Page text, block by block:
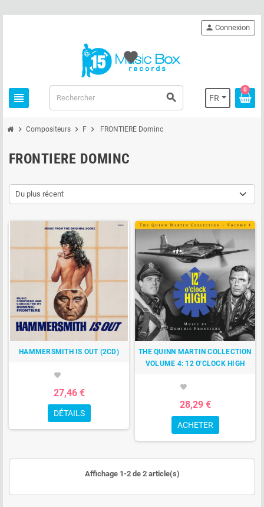
view_headline search FR
person Connexion
0
favorite
chevron_right Compositeurs chevron_right F chevron_right FRONTIERE Dominc
FRONTIERE DOMINC
Du plus récent
HAMMERSMITH IS OUT (2CD)
favorite
27,46 €
DÉTAILS
THE QUINN MARTIN COLLECTION
VOLUME 4: 12 O'CLOCK HIGH
favorite
28,29 €
ACHETER
Affichage 1-2 de 2 article(s)